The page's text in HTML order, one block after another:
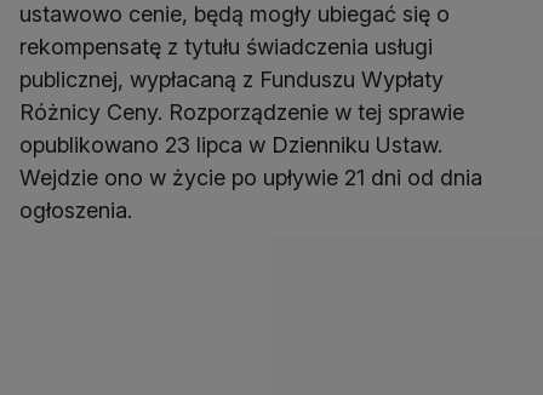
ustawowo cenie, będą mogły ubiegać się o
rekompensatę z tytułu świadczenia usługi
publicznej, wypłacaną z Funduszu Wypłaty
Różnicy Ceny. Rozporządzenie w tej sprawie
opublikowano 23 lipca w Dzienniku Ustaw.
Wejdzie ono w życie po upływie 21 dni od dnia
ogłoszenia.